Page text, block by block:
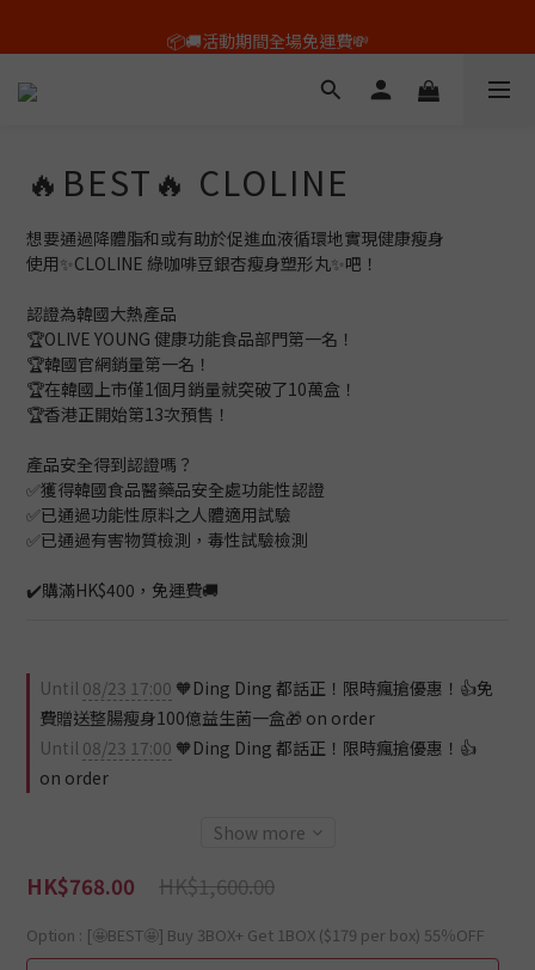
🕙平日上午10點以前的訂單，即日出貨✨
🔥BEST🔥 CLOLINE
想要通過降體脂和或有助於促進血液循環地實現健康瘦身
使用✨CLOLINE 綠咖啡豆銀杏瘦身塑形丸✨吧！
認證為韓國大熱產品
🏆OLIVE YOUNG 健康功能食品部門第一名！
🏆韓國官網銷量第一名！
🏆在韓國上市僅1個月銷量就突破了10萬盒！
🏆香港正開始第13次預售！
產品安全得到認證嗎？
✅獲得韓國食品醫藥品安全處功能性認證
✅已通過功能性原料之人體適用試驗
✅已通過有害物質檢測，毒性試驗檢測
✔️購滿HK$400，免運費🚚
Until 08/23 17:00 🧡Ding Ding 都話正！限時瘋搶優惠！👍免
費贈送整腸瘦身100億益生菌一盒🎁 on order
Until 08/23 17:00 🧡Ding Ding 都話正！限時瘋搶優惠！👍
on order
Show more
HK$1,600.00
HK$768.00
Option : [🤩BEST🤩] Buy 3BOX+ Get 1BOX ($179 per box) 55％OFF